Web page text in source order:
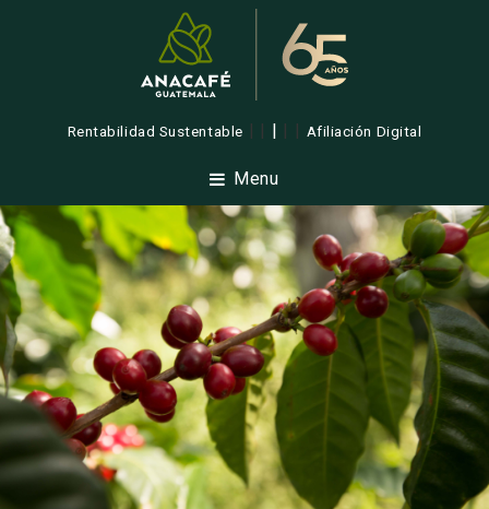
Rentabilidad Sustentable | | | | | Afiliación Digital
Menu